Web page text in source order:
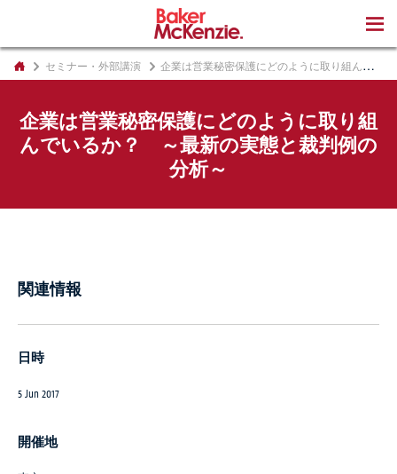
セミナー・外部講演 企業は営業秘密保護にどのように取り組んでいるか？ ～最新の実態と裁判例の分析～
企業は営業秘密保護にどのように取り組
んでいるか？ ～最新の実態と裁判例の
分析～
関連情報
日時
5 Jun 2017
開催地